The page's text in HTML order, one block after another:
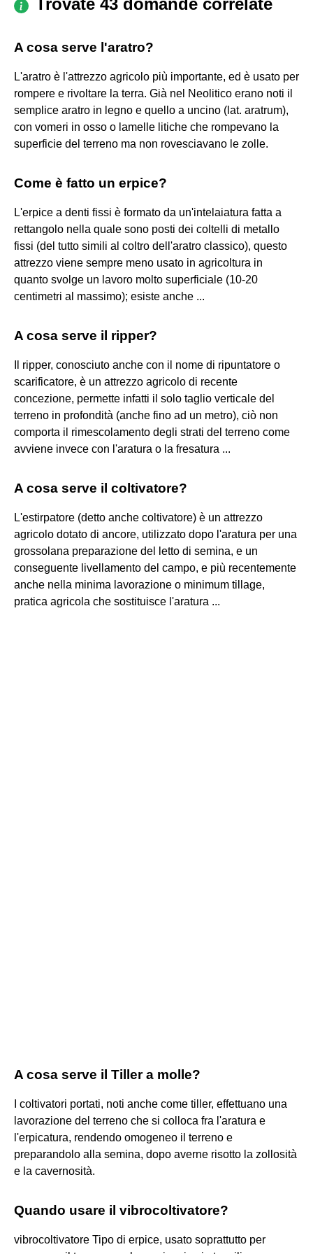
A cosa serve l'aratro?
L'aratro è l'attrezzo agricolo più importante, ed è usato per
rompere e rivoltare la terra. Già nel Neolitico erano noti il
semplice aratro in legno e quello a uncino (lat. aratrum),
con vomeri in osso o lamelle litiche che rompevano la
superficie del terreno ma non rovesciavano le zolle.
Come è fatto un erpice?
L'erpice a denti fissi è formato da un'intelaiatura fatta a
rettangolo nella quale sono posti dei coltelli di metallo
fissi (del tutto simili al coltro dell'aratro classico), questo
attrezzo viene sempre meno usato in agricoltura in
quanto svolge un lavoro molto superficiale (10-20
centimetri al massimo); esiste anche ...
A cosa serve il ripper?
Il ripper, conosciuto anche con il nome di ripuntatore o
scarificatore, è un attrezzo agricolo di recente
concezione, permette infatti il solo taglio verticale del
terreno in profondità (anche fino ad un metro), ciò non
comporta il rimescolamento degli strati del terreno come
avviene invece con l'aratura o la fresatura ...
A cosa serve il coltivatore?
L'estirpatore (detto anche coltivatore) è un attrezzo
agricolo dotato di ancore, utilizzato dopo l'aratura per una
grossolana preparazione del letto di semina, e un
conseguente livellamento del campo, e più recentemente
anche nella minima lavorazione o minimum tillage,
pratica agricola che sostituisce l'aratura ...
A cosa serve il Tiller a molle?
I coltivatori portati, noti anche come tiller, effettuano una
lavorazione del terreno che si colloca fra l'aratura e
l'erpicatura, rendendo omogeneo il terreno e
preparandolo alla semina, dopo averne risotto la zollosità
e la cavernosità.
Quando usare il vibrocoltivatore?
vibrocoltivatore Tipo di erpice, usato soprattutto per